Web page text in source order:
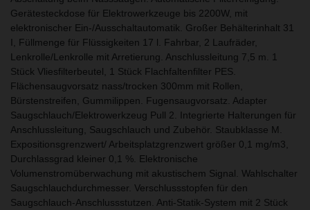
Gerätesteckdose für Elektrowerkzeuge bis 2200W, mit
elektronischer Ein-/Ausschaltautomatik. Großer Behälterinhalt 31
I, Füllmenge für Flüssigkeiten 17 l. Fahrbar, 2 Laufräder,
Lenkrolle/Lenkrolle mit Arretierung. Anschlussleitung 7,5 m. 1
Stück Vliesfilterbeutel, 1 Stück Flachfaltenfilter PES.
Flächensaugvorsatz nass/trocken 300mm mit Rollen,
Bürstenstreifen, Gummilippen. Fugensaugvorsatz. Adapter
Saugschlauch/Elektrowerkzeug Pull 2. Integrierte Halterungen für
Anschlussleitung, Saugschlauch und Zubehör. Staubklasse M.
Expositionsgrenzwert/ Arbeitsplatzgrenzwert größer 0,1 mg/m3,
Durchlassgrad kleiner 0,1 %. Elektronische
Volumenstromüberwachung mit akustischem Signal. Wahlschalter
Saugschlauchdurchmesser. Verschlussstopfen für den
Saugschlauch-Anschlussstutzen. Anti-Statik-System mit 2 Stück